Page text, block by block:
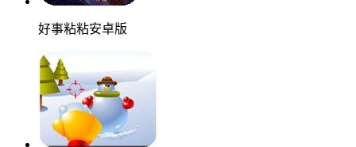
好事粘粘安卓版